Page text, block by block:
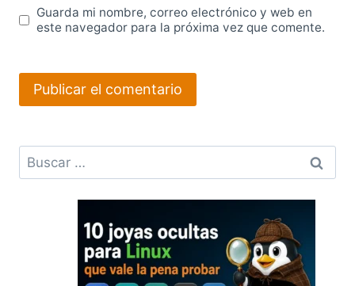
Guarda mi nombre, correo electrónico y web en
este navegador para la próxima vez que comente.
Buscar: